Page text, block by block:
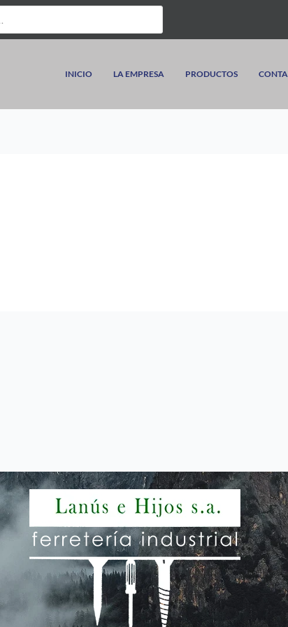
INICIO LA EMPRESA PRODUCTOS